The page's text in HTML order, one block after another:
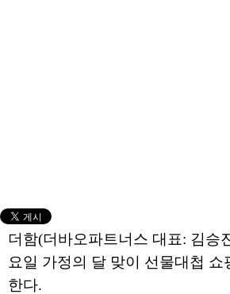
더함(더바오파트너스 대표: 김승
요일 가정의 달 맞이 선물대첩 쇼
한다.